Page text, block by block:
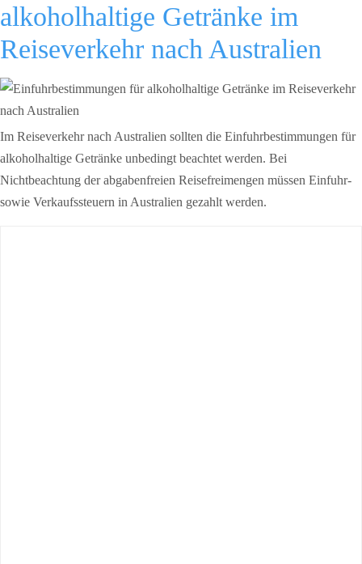
alkoholhaltige Getränke im
Reiseverkehr nach Australien
Im Reiseverkehr nach Australien sollten die Einfuhrbestimmungen für
alkoholhaltige Getränke unbedingt beachtet werden. Bei
Nichtbeachtung der abgabenfreien Reisefreimengen müssen Einfuhr-
sowie Verkaufssteuern in Australien gezahlt werden.